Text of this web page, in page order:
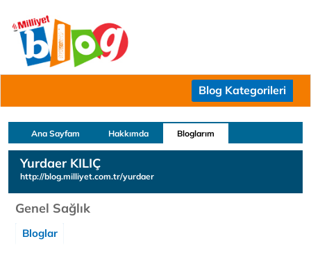
Blog Kategorileri
Ana Sayfam Hakkımda Bloglarım
Yurdaer KILIÇ
http://blog.milliyet.com.tr/yurdaer
Genel Sağlık
Bloglar